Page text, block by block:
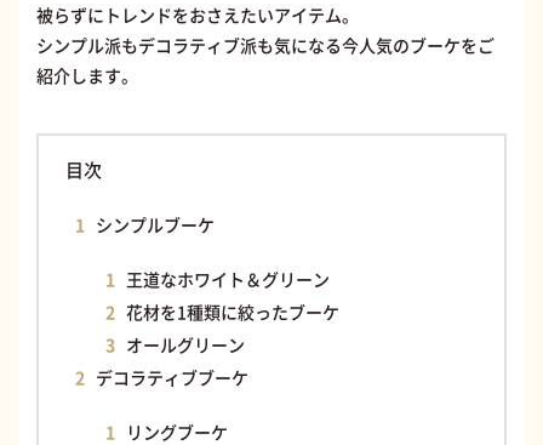
被らずにトレンドをおさえたいアイテム。
シンプル派もデコラティブ派も気になる今人気のブーケをご
紹介します。
目次
シンプルブーケ
王道なホワイト＆グリーン
花材を1種類に絞ったブーケ
オールグリーン
デコラティブブーケ
リングブーケ